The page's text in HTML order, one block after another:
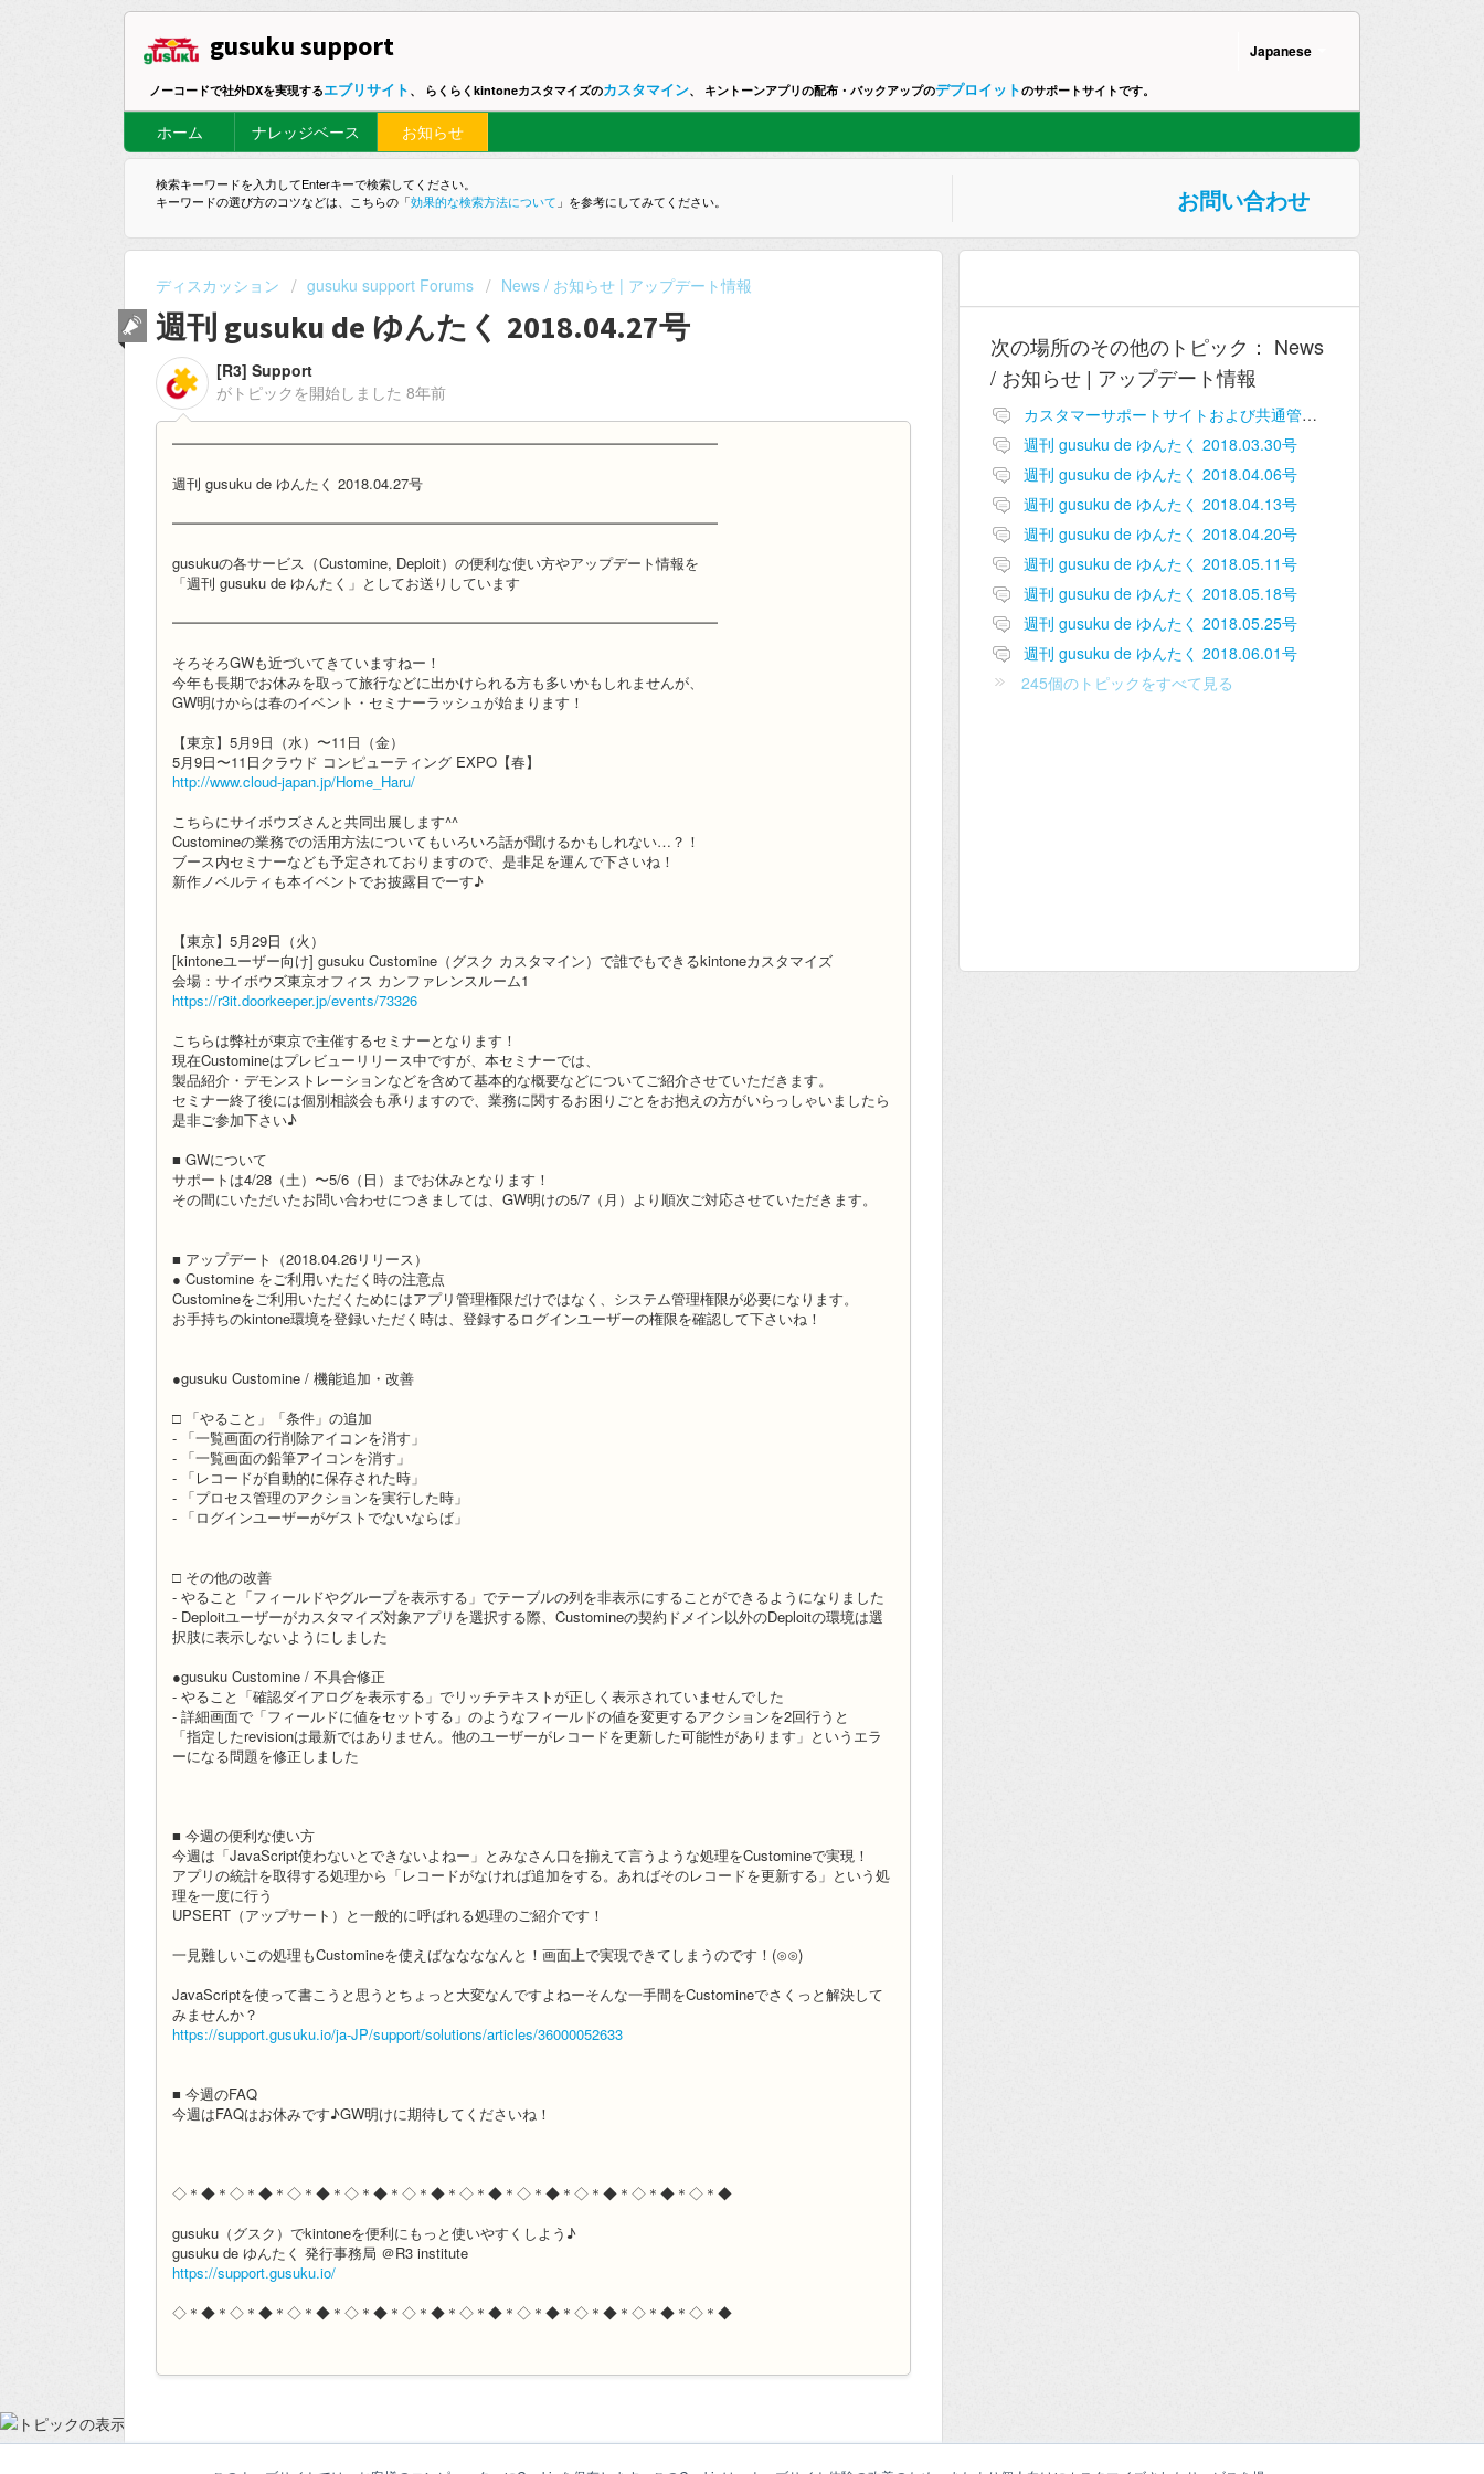
gusuku support
ノーコードで社外DXを実現するエブリサイト 、 らくらくkintoneカスタマイズのカスタマイン、 キントーンアプリの配布・バックアップのデプロイットのサポートサイトです。
Japanese
ホーム ナレッジベース お知らせ
検索キーワードを入力してEnterキーで検索してください。
キーワードの選び方のコツなどは、こちらの「効果的な検索方法について 」を参考にしてみてください。 お問い合わせ
ディスカッション gusuku support Forums News / お知らせ | アップデート情報
週刊 gusuku de ゆんたく 2018.04.27号
[R3] Support
がトピックを開始しました 8年前
━━━━━━━━━━━━━━━━━━━━━━━━━━━━━━━━━━━━━━
週刊 gusuku de ゆんたく 2018.04.27号
━━━━━━━━━━━━━━━━━━━━━━━━━━━━━━━━━━━━━━
gusukuの各サービス（Customine, Deploit）の便利な使い方やアップデート情報を
「週刊 gusuku de ゆんたく」としてお送りしています
━━━━━━━━━━━━━━━━━━━━━━━━━━━━━━━━━━━━━━
そろそろGWも近づいてきていますねー！
今年も長期でお休みを取って旅行などに出かけられる方も多いかもしれませんが、
GW明けからは春のイベント・セミナーラッシュが始まります！
【東京】5月9日（水）〜11日（金）
5月9日〜11日クラウド コンピューティング EXPO【春】
http://www.cloud-japan.jp/Home_Haru/
こちらにサイボウズさんと共同出展します^^
Customineの業務での活用方法についてもいろいろ話が聞けるかもしれない…？！
ブース内セミナーなども予定されておりますので、是非足を運んで下さいね！
新作ノベルティも本イベントでお披露目でーす♪
【東京】5月29日（火）
[kintoneユーザー向け] gusuku Customine（グスク カスタマイン）で誰でもできるkintoneカスタマイズ
会場：サイボウズ東京オフィス カンファレンスルーム1
https://r3it.doorkeeper.jp/events/73326
こちらは弊社が東京で主催するセミナーとなります！
現在Customineはプレビューリリース中ですが、本セミナーでは、
製品紹介・デモンストレーションなどを含めて基本的な概要などについてご紹介させていただきます。
セミナー終了後には個別相談会も承りますので、業務に関するお困りごとをお抱えの方がいらっしゃいましたら
是非ご参加下さい♪
■ GWについて
サポートは4/28（土）〜5/6（日）までお休みとなります！
その間にいただいたお問い合わせにつきましては、GW明けの5/7（月）より順次ご対応させていただきます。
■ アップデート（2018.04.26リリース）
● Customine をご利用いただく時の注意点
Customineをご利用いただくためにはアプリ管理権限だけではなく、システム管理権限が必要になります。
お手持ちのkintone環境を登録いただく時は、登録するログインユーザーの権限を確認して下さいね！
●gusuku Customine / 機能追加・改善
□ 「やること」「条件」の追加
- 「一覧画面の行削除アイコンを消す」
- 「一覧画面の鉛筆アイコンを消す」
- 「レコードが自動的に保存された時」
- 「プロセス管理のアクションを実行した時」
- 「ログインユーザーがゲストでないならば」
□ その他の改善
- やること「フィールドやグループを表示する」でテーブルの列を非表示にすることができるようになりました
- Deploitユーザーがカスタマイズ対象アプリを選択する際、Customineの契約ドメイン以外のDeploitの環境は選
択肢に表示しないようにしました
●gusuku Customine / 不具合修正
- やること「確認ダイアログを表示する」でリッチテキストが正しく表示されていませんでした
- 詳細画面で「フィールドに値をセットする」のようなフィールドの値を変更するアクションを2回行うと
「指定したrevisionは最新ではありません。他のユーザーがレコードを更新した可能性があります」というエラ
ーになる問題を修正しました
■ 今週の便利な使い方
今週は「JavaScript使わないとできないよねー」とみなさん口を揃えて言うような処理をCustomineで実現！
アプリの統計を取得する処理から「レコードがなければ追加をする。あればそのレコードを更新する」という処
理を一度に行う
UPSERT（アップサート）と一般的に呼ばれる処理のご紹介です！
一見難しいこの処理もCustomineを使えばななななんと！画面上で実現できてしまうのです！(⊙⊙)
JavaScriptを使って書こうと思うとちょっと大変なんですよねーそんな一手間をCustomineでさくっと解決して
みませんか？
https://support.gusuku.io/ja-JP/support/solutions/articles/36000052633
■ 今週のFAQ
今週はFAQはお休みです♪GW明けに期待してくださいね！
◇＊◆＊◇＊◆＊◇＊◆＊◇＊◆＊◇＊◆＊◇＊◆＊◇＊◆＊◇＊◆＊◇＊◆＊◇＊◆
gusuku（グスク）でkintoneを便利にもっと使いやすくしよう♪
gusuku de ゆんたく 発行事務局 ＠R3 institute
https://support.gusuku.io/
◇＊◆＊◇＊◆＊◇＊◆＊◇＊◆＊◇＊◆＊◇＊◆＊◇＊◆＊◇＊◆＊◇＊◆＊◇＊◆
次の場所のその他のトピック： News
/ お知らせ | アップデート情報
カスタマーサポートサイトおよび共通管理画面追加のお知らせ
週刊 gusuku de ゆんたく 2018.03.30号
週刊 gusuku de ゆんたく 2018.04.06号
週刊 gusuku de ゆんたく 2018.04.13号
週刊 gusuku de ゆんたく 2018.04.20号
週刊 gusuku de ゆんたく 2018.05.11号
週刊 gusuku de ゆんたく 2018.05.18号
週刊 gusuku de ゆんたく 2018.05.25号
週刊 gusuku de ゆんたく 2018.06.01号
245個のトピックをすべて見る